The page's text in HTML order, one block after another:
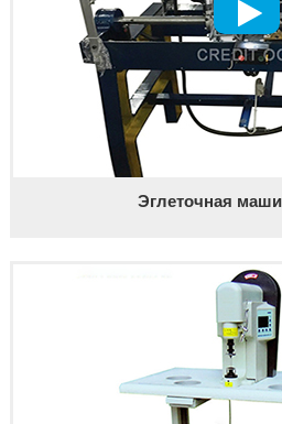
Эглеточная